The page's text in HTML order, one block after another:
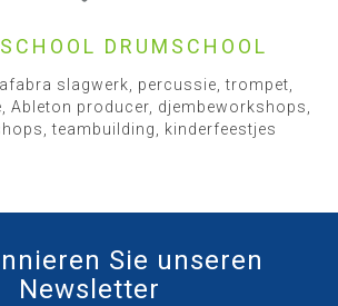
DRUMSCHOOL
slagwerk, percussie, trompet,
Ableton producer, djembeworkshops,
teambuilding, kinderfeestjes
Sie unseren
Newsletter